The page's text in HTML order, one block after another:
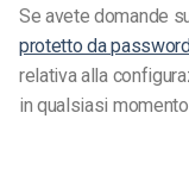
Se avete domande
protetto da
relativa alla
in qualsiasi